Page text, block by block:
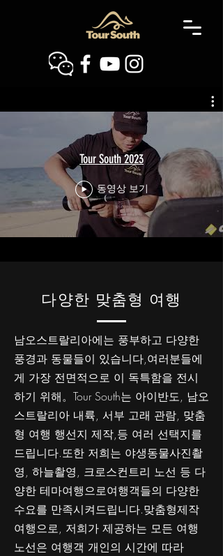
Tour South 2023
동영상 보기
다양한 맞춤형 여행
남오스트랄리아에는 풍부하고 다양한
풍경과 동물들이 있습니다,여러분들에
게 가장 전면적으로 이 독특함을 전시
하기 위해。Tour South는 아이반도, 남오
스트랄리아 내륙, 서부 고래 관람, 맞춤
형 여행 행선지 제작,등 여러 선택지를
드립니다.또한 저희는 야생동물사진촬
영, 하늘촬영, 크로스컨트리 노선 등 다
양한 테마여행으로여행객들의 다양한
수요를 만족시켜드립니다.맞춤형제작
여행으로, 저희가 제공하는 모든 여행
노선은 여행객 개인의 시간에 따라